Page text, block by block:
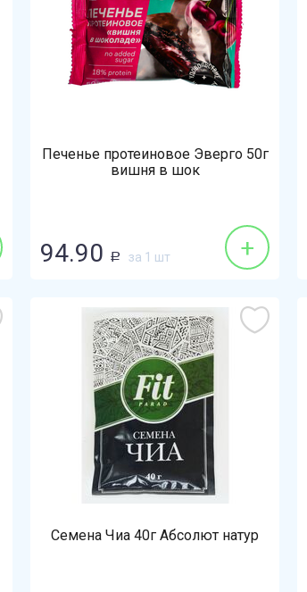
Печенье протеиновое Эверго 50г
вишня в шок
94.90 Р за 1 шт +
Семена Чиа 40г Абсолют натур